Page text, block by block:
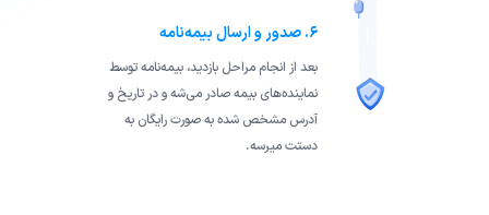
۶. صدور و ارسال بیمه‌نامه
بعد از انجام مراحل بازدید، بیمه‌نامه توسط
نماینده‌های بیمه صادر می‌شه و در تاریخ و
آدرس مشخص شده به صورت رایگان به
دستت میرسه.